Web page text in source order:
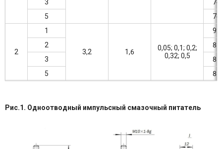
3
74
5
74
2
1
3,2 1,6
0,05; 0,1; 0,2;
0,32; 0,5
92
2
87
3
87
5
87
Рис.1. Одноотводный импульсный смазочный питатель